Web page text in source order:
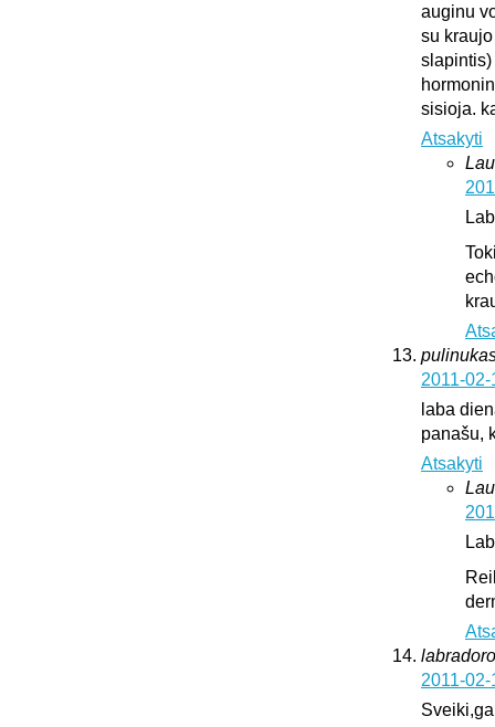
auginu
su
sisioja.
Atsakyti
2011-
laba
panašu,
Atsakyti
2011-